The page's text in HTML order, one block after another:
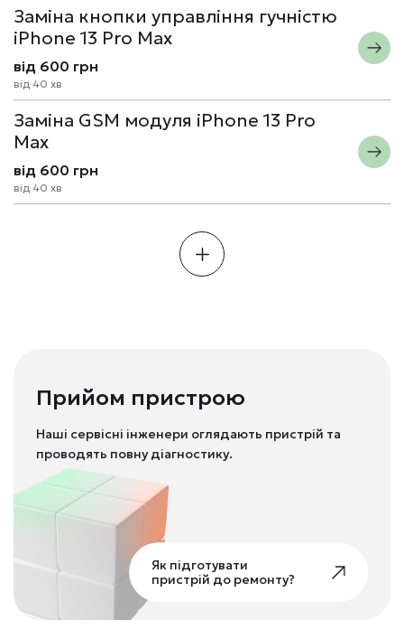
Заміна кнопки управління гучністю
iPhone 13 Pro Max
від 600 грн
від 40 хв
Заміна GSM модуля iPhone 13 Pro
Max
від 600 грн
від 40 хв
Прийом пристрою
Наші сервісні інженери оглядають пристрій та
проводять повну діагностику.
Як підготувати
пристрій до ремонту?